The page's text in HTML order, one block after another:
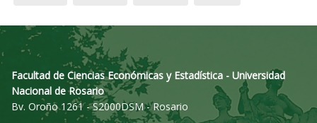
Facultad de Ciencias Económicas y Estadística - Universidad
Nacional de Rosario
Bv. Oroño 1261 - S2000DSM - Rosario